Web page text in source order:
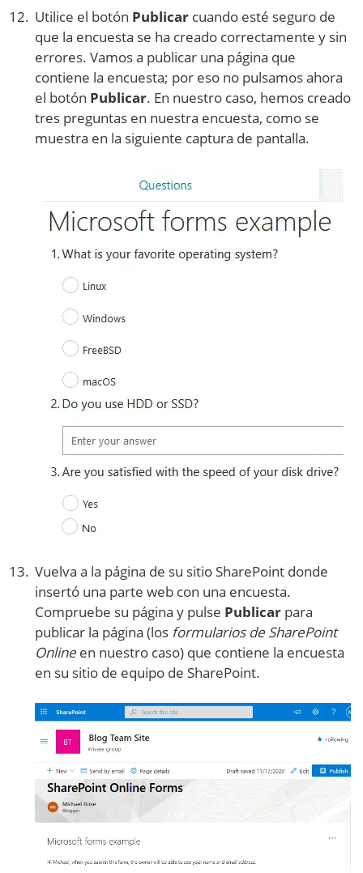
Utilice el botón Publicar cuando esté seguro de
que la encuesta se ha creado correctamente y sin
errores. Vamos a publicar una página que
contiene la encuesta; por eso no pulsamos ahora
el botón Publicar. En nuestro caso, hemos creado
tres preguntas en nuestra encuesta, como se
muestra en la siguiente captura de pantalla.
Vuelva a la página de su sitio SharePoint donde
insertó una parte web con una encuesta.
Compruebe su página y pulse Publicar para
publicar la página (los formularios de SharePoint
Online en nuestro caso) que contiene la encuesta
en su sitio de equipo de SharePoint.